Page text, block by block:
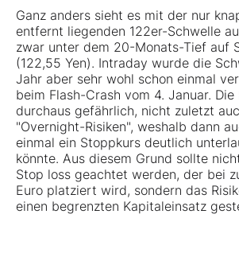
Ganz anders sieht es mit der nur
entfernt liegenden 122er-Schwelle
zwar unter dem 20-Monats-Tief auf
(122,55 Yen). Intraday wurde die
Jahr aber sehr wohl schon einmal
beim Flash-Crash vom 4. Januar.
durchaus gefährlich, nicht zuletzt
"Overnight-Risiken", weshalb dann
einmal ein Stoppkurs deutlich
könnte. Aus diesem Grund sollte
Stop loss geachtet werden, der bei
Euro platziert wird, sondern das
einen begrenzten Kapitaleinsatz